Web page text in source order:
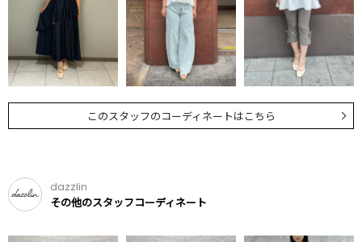
このスタッフのコーディネートはこちら
dazzlin
その他のスタッフコーディネート